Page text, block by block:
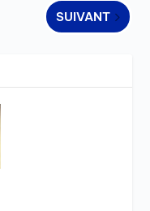
SUIVANT